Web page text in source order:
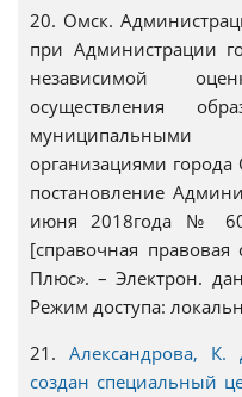
20. Омск.
при Администрации
независимой
осуществления
организациями
постановление
июня 2018года №
[справочная
Плюс». – Электрон.
Режим доступа:
21. Александрова,
создан специальный